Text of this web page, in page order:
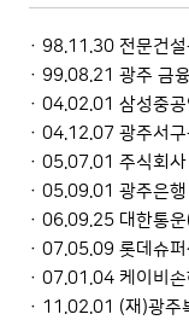
· 98.11.30 전문건
· 99.08.21 광주 금
· 04.02.01 삼성중공
· 04.12.07 광주서구
· 05.07.01 주식회
· 05.09.01 광주은
· 06.09.25 대한통
· 07.05.09 롯데슈퍼
· 07.01.04 케이비손
· 11.02.01 (재)광주